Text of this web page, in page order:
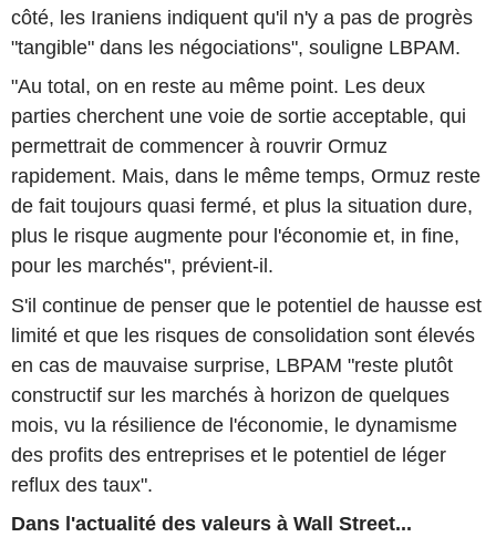
côté, les Iraniens indiquent qu'il n'y a pas de progrès
"tangible" dans les négociations", souligne LBPAM.
"Au total, on en reste au même point. Les deux
parties cherchent une voie de sortie acceptable, qui
permettrait de commencer à rouvrir Ormuz
rapidement. Mais, dans le même temps, Ormuz reste
de fait toujours quasi fermé, et plus la situation dure,
plus le risque augmente pour l'économie et, in fine,
pour les marchés", prévient-il.
S'il continue de penser que le potentiel de hausse est
limité et que les risques de consolidation sont élevés
en cas de mauvaise surprise, LBPAM "reste plutôt
constructif sur les marchés à horizon de quelques
mois, vu la résilience de l'économie, le dynamisme
des profits des entreprises et le potentiel de léger
reflux des taux".
Dans l'actualité des valeurs à Wall Street...